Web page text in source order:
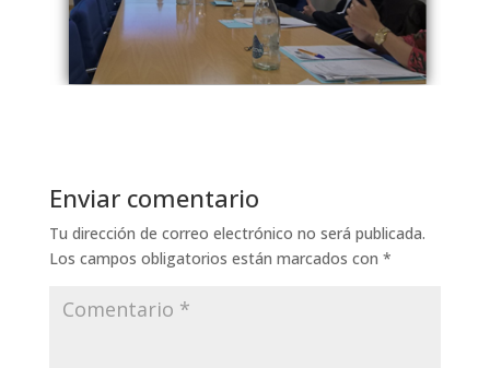
Enviar comentario
Tu dirección de correo electrónico no será publicada.
Los campos obligatorios están marcados con *